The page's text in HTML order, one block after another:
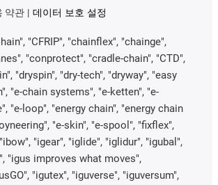
약관 데이터 보호 설정
"CFRIP", "chainflex", "chainge",
"conprotect", "cradle-chain", "CTD",
"dryspin", "dry-tech", "dryway", "easy
"e-chain systems", "e-ketten", "e-
"e-loop", "energy chain", "energy chain
"e-skin", "e-spool", "fixflex",
"igear", "iglide", "iglidur", "igubal",
"igus improves what moves",
"igutex", "iguverse", "iguversum",